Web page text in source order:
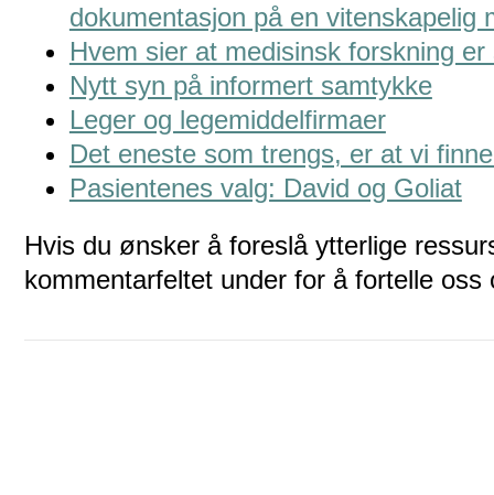
dokumentasjon på en vitenskapelig
Hvem sier at medisinsk forskning
Nytt syn på informert samtykke
Leger og legemiddelfirmaer
Det eneste som trengs, er at vi
Pasientenes valg: David og Goliat
Hvis du ønsker å foreslå ytterlige
kommentarfeltet under for å fortelle oss